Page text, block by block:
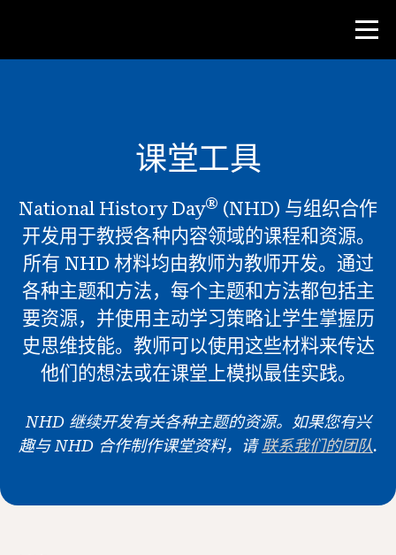
课堂工具
培训班
研究所
教学研究技能
为 NHD 学生提供建议
新闻与事件
®
课堂工具
National History Day® (NHD) 与组织合作
开发用于教授各种内容领域的课程和资源。
所有 NHD 材料均由教师为教师开发。通过
各种主题和方法，每个主题和方法都包括主
要资源，并使用主动学习策略让学生掌握历
史思维技能。教师可以使用这些材料来传达
他们的想法或在课堂上模拟最佳实践。
NHD 继续开发有关各种主题的资源。如果您有兴
趣与 NHD 合作制作课堂资料，请联系我们的团队.